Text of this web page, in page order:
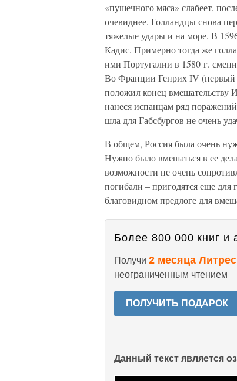
«пушечного мяса» слабеет,
очевиднее. Голландцы снова
тяжелые удары и на море. В
Кадис. Примерно тогда же
ими Португалии в 1580 г.
Во Франции Генрих IV (первый
положил конец вмешательству
нанеся испанцам ряд
шла для Габсбургов не очень
В общем, Россия была очень
Нужно было вмешаться в ее
возможности не очень
погибали – пригодятся еще для
благовидном предлоге для
Более 800 000 книг и
Получи 2 месяца
неограниченным чтением
ПОЛУЧИТЬ ПОДАРОК
Данный текст является